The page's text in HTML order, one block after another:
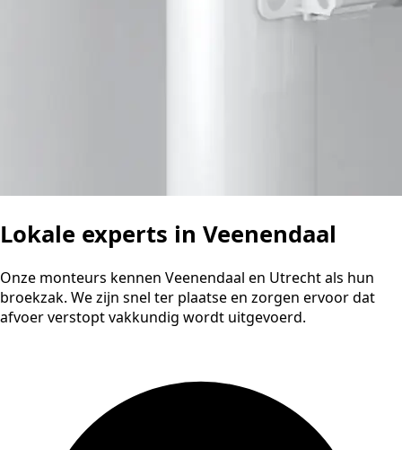
Lokale experts in Veenendaal
Onze monteurs kennen Veenendaal en Utrecht als hun
broekzak. We zijn snel ter plaatse en zorgen ervoor dat
afvoer verstopt vakkundig wordt uitgevoerd.